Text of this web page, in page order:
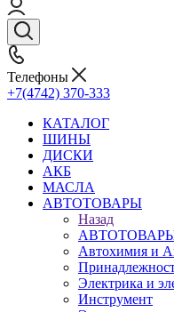
Телефоны
+7(4742) 370-333
КАТАЛОГ
ШИНЫ
ДИСКИ
АКБ
МАСЛА
АВТОТОВАРЫ
Назад
Автохимия и
Электрика и
Инструмент